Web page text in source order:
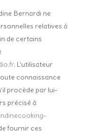
Bernardi ne
relatives à
de certains
. L’utilisateur
connaissance
procède par lui-
précisé à
fournir ces